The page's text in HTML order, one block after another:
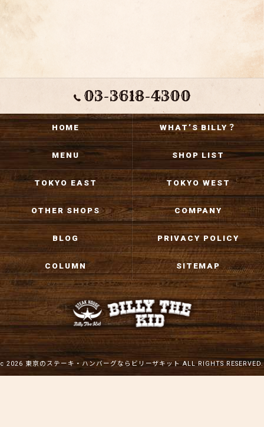
03-3618-4300
HOME WHAT’S BILLY？
MENU SHOP LIST
TOKYO EAST TOKYO WEST
OTHER SHOPS COMPANY
BLOG PRIVACY POLICY
COLUMN SITEMAP
c 2026 東京のステーキ・ハンバーグならビリーザキット ALL RIGHTS RESERVED.